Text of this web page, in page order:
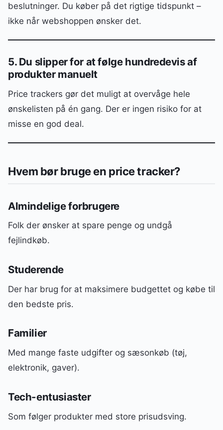
beslutninger. Du køber på det rigtige tidspunkt –
ikke når webshoppen ønsker det.
5. Du slipper for at følge hundredevis af
produkter manuelt
Price trackers gør det muligt at overvåge hele
ønskelisten på én gang. Der er ingen risiko for at
misse en god deal.
Hvem bør bruge en price tracker?
Almindelige forbrugere
Folk der ønsker at spare penge og undgå
fejlindkøb.
Studerende
Der har brug for at maksimere budgettet og købe til
den bedste pris.
Familier
Med mange faste udgifter og sæsonkøb (tøj,
elektronik, gaver).
Tech-entusiaster
Som følger produkter med store prisudsving.